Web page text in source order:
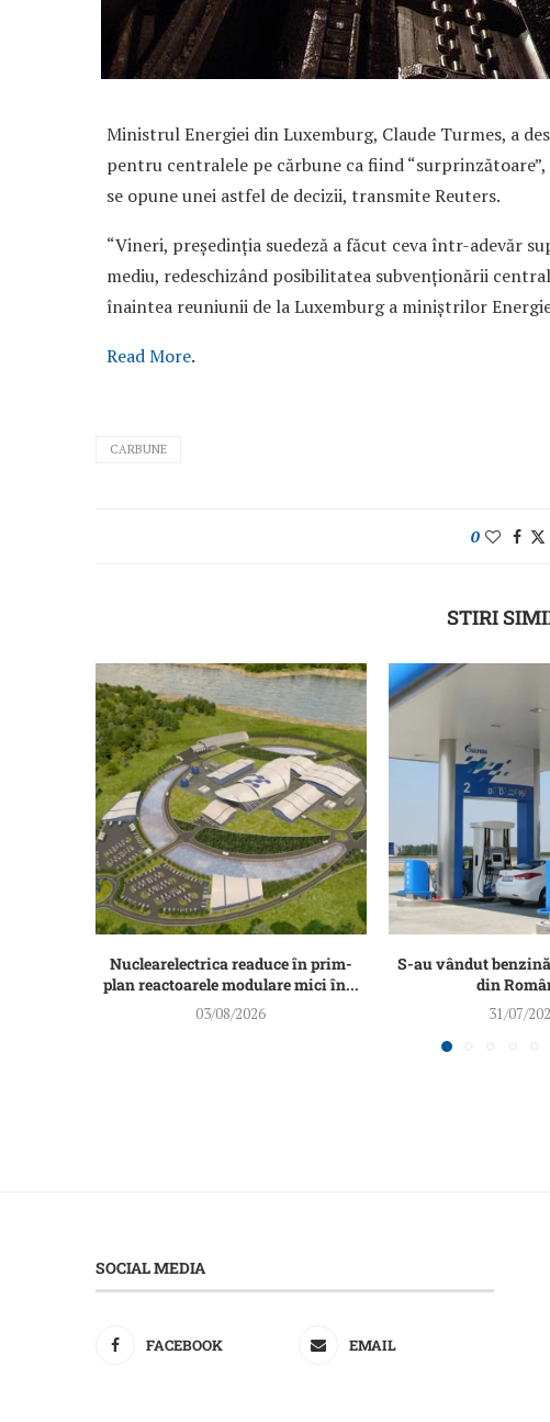
Ministrul Energiei din Luxemburg, Claude Turmes, a
pentru centralele pe cărbune ca fiind
se opune unei astfel de decizii, transmite Reuters.
“Vineri, președinția suedeză a făcut ceva într-adevăr
mediu, redeschizând posibilitatea subvenționării
înaintea reuniunii de la Luxemburg a miniștrilor
Read More.
CARBUNE
0
STIRI
Nuclearelectrica readuce în prim-
plan reactoarele modulare mici în...
03/08/2026
S-au vândut
din
31/07/
SOCIAL MEDIA
FACEBOOK EMAIL